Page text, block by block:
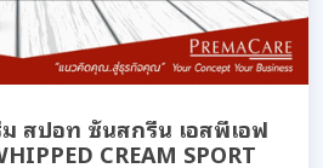
สปอท ซันสกรีน เอสพีเอฟ
CREAM SPORT